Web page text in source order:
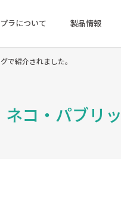
ラについて 製品情報
コ・パブリ
で紹介されました。